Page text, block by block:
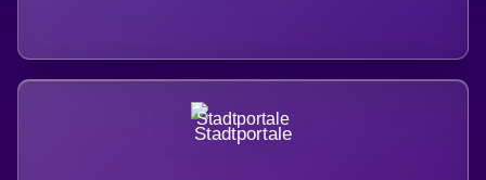
Stadtportale